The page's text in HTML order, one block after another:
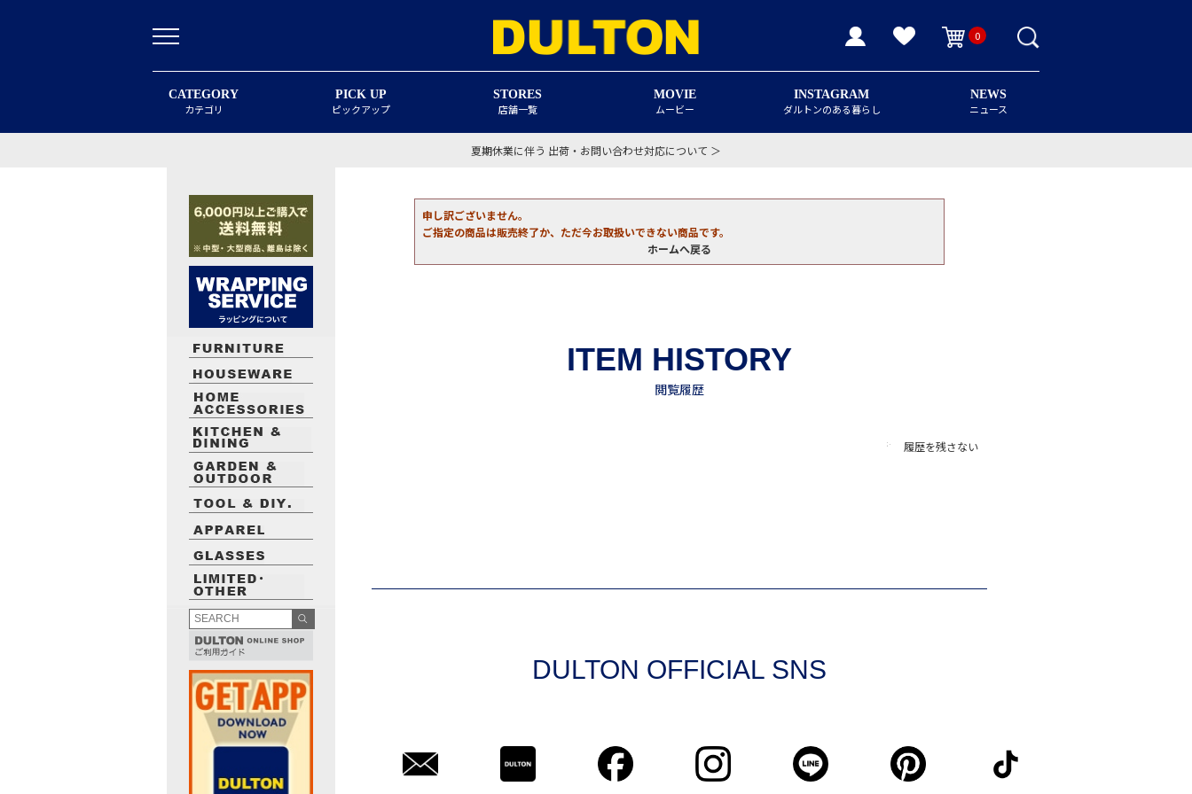
0
CATEGORY
カテゴリ
PICK UP
ピックアップ
STORES
店舗一覧
MOVIE
ムービー
INSTAGRAM
ダルトンのある暮らし
NEWS
ニュース
夏期休業に伴う 出荷・お問い合わせ対応について ＞
申し訳ございません。
ご指定の商品は販売終了か、ただ今お取扱いできない商品です。
ホームへ戻る
履歴を残さない
DULTON OFFICIAL SNS